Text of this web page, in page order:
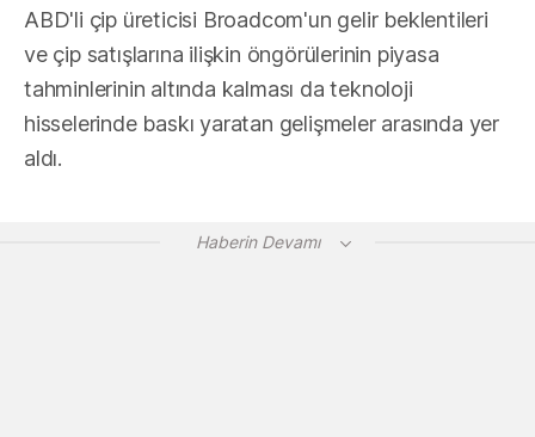
ABD'li çip üreticisi Broadcom'un gelir beklentileri
ve çip satışlarına ilişkin öngörülerinin piyasa
tahminlerinin altında kalması da teknoloji
hisselerinde baskı yaratan gelişmeler arasında yer
aldı.
Haberin Devamı